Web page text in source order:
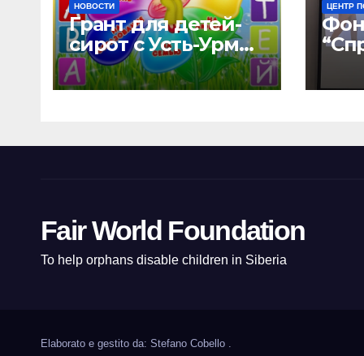
НОВОСТИ
Грант для детей-
сирот с Усть-Урмы
и детского дома
“Малышок”
ЦЕНТР
Fair World Foundation
To help orphans disable children in Siberia
Elaborato e gestito da: Stefano Cobello